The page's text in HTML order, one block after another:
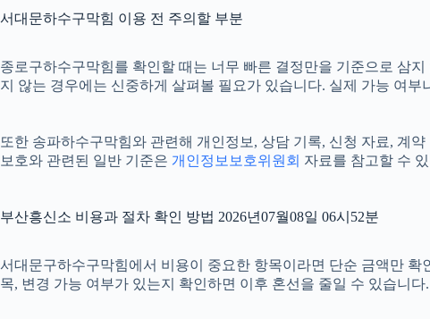
서대문하수구막힘 이용 전 주의할 부분
종로구하수구막힘를 확인할 때는 너무 빠른 결정만을 기준으로 삼
지 않는 경우에는 신중하게 살펴볼 필요가 있습니다. 실제 가능 여
또한 송파하수구막힘와 관련해 개인정보, 상담 기록, 신청 자료, 계
보호와 관련된 일반 기준은 개인정보보호위원회 자료를 참고할 수
부산흥신소 비용과 절차 확인 방법 2026년07월08일 06시52분
서대문구하수구막힘에서 비용이 중요한 항목이라면 단순 금액만
목, 변경 가능 여부가 있는지 확인하면 이후 혼선을 줄일 수 있습니